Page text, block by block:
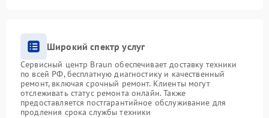
Широкий спектр услуг
Сервисный центр Braun обеспечивает доставку техники
по всей РФ, бесплатную диагностику и качественный
ремонт, включая срочный ремонт. Клиенты могут
отслеживать статус ремонта онлайн. Также
предоставляется постгарантийное обслуживание для
продления срока службы техники